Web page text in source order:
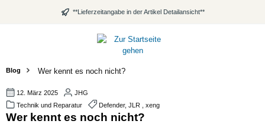
**Lieferzeitangabe in der Artikel Detailansicht**
Blog Wer kennt es noch nicht?
12. März 2025
JHG
Technik und Reparatur
Defender, JLR , xeng
Wer kennt es noch nicht?